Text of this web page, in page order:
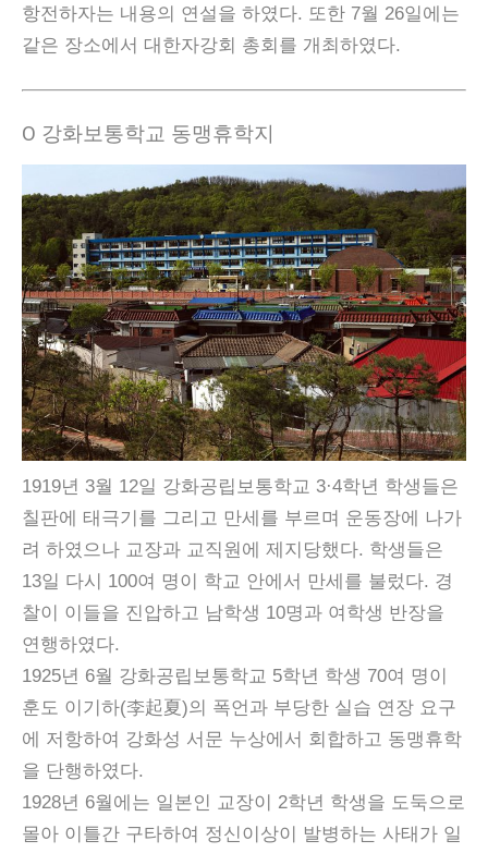
항전하자는 내용의 연설을 하였다. 또한 7월 26일에는
같은 장소에서 대한자강회 총회를 개최하였다.
Ο 강화보통학교 동맹휴학지
1919년 3월 12일 강화공립보통학교 3·4학년 학생들은
칠판에 태극기를 그리고 만세를 부르며 운동장에 나가
려 하였으나 교장과 교직원에 제지당했다. 학생들은
13일 다시 100여 명이 학교 안에서 만세를 불렀다. 경
찰이 이들을 진압하고 남학생 10명과 여학생 반장을
연행하였다.
1925년 6월 강화공립보통학교 5학년 학생 70여 명이
훈도 이기하(李起夏)의 폭언과 부당한 실습 연장 요구
에 저항하여 강화성 서문 누상에서 회합하고 동맹휴학
을 단행하였다.
1928년 6월에는 일본인 교장이 2학년 학생을 도둑으로
몰아 이틀간 구타하여 정신이상이 발병하는 사태가 일